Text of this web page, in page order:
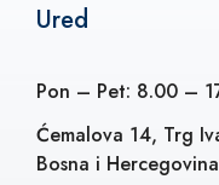
Ured
Pon – Pet: 8.00 –
Ćemalova 14, Trg
Bosna i Hercegovina